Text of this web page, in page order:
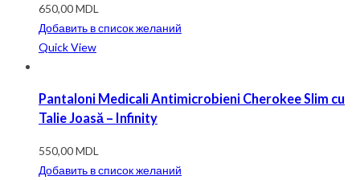
650,00MDL
Добавить в список желаний
Quick View
Pantaloni Medicali Antimicrobieni Cherokee Slim cu
Talie Joasă – Infinity
550,00MDL
Добавить в список желаний